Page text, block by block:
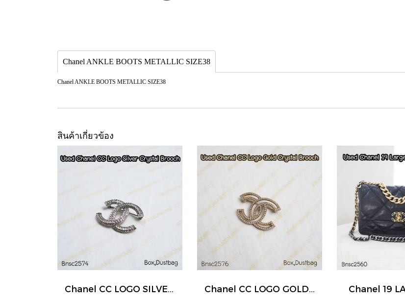
Chanel ANKLE BOOTS METALLIC SIZE38
Chanel ANKLE BOOTS METALLIC SIZE38
สินค้าเกี่ยวข้อง
Chanel 19